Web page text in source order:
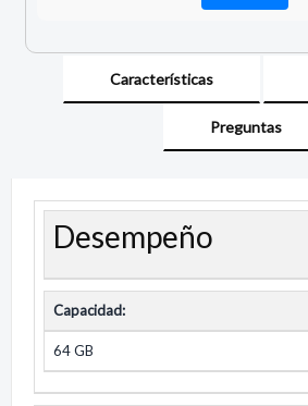
Características
Preguntas
Desempeño
Capacidad:
64 GB